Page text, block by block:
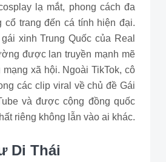
lạ mắt, phong cách đa
cổ trang đến cá tính hiện đại.
xinh Trung Quốc của Real
được lan truyền mạnh mẽ
mạng xã hội. Ngoài TikTok, cô
các clip viral về chủ đề Gái
và được cộng đồng quốc
riêng không lẫn vào ai khác.
Di Thái